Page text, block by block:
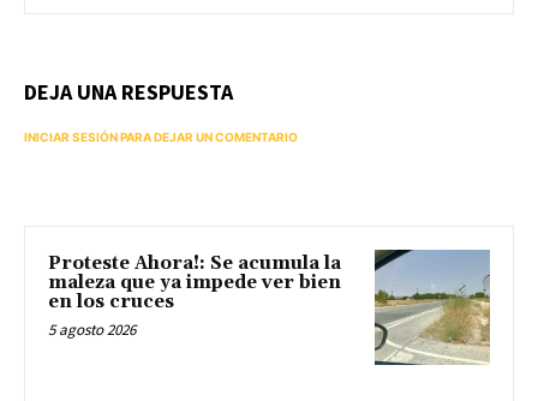
DEJA UNA RESPUESTA
INICIAR SESIÓN PARA DEJAR UN COMENTARIO
Proteste Ahora!: Se acumula la
maleza que ya impede ver bien
en los cruces
5 agosto 2026